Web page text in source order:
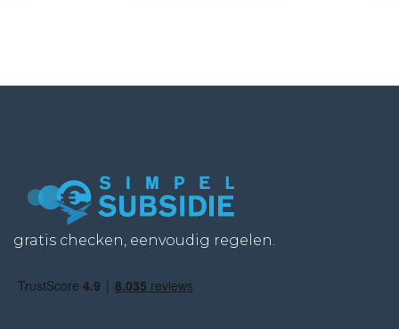
gratis checken, eenvoudig regelen.